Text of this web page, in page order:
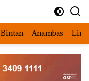
Bintan Anambas